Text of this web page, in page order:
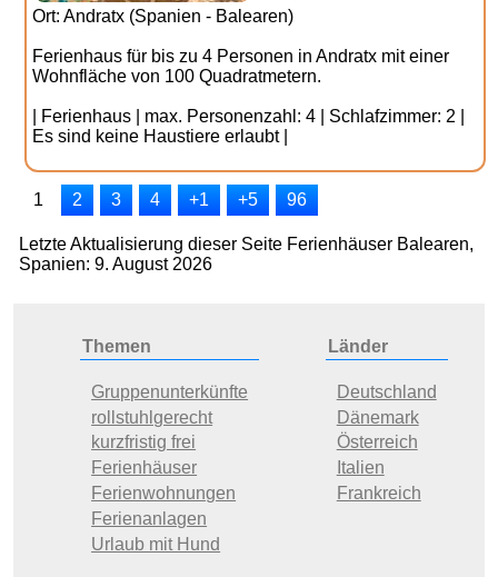
Ort: Andratx (Spanien - Balearen)
Ferienhaus für bis zu 4 Personen in Andratx mit einer
Wohnfläche von 100 Quadratmetern.
| Ferienhaus | max. Personenzahl: 4 | Schlafzimmer: 2 |
Es sind keine Haustiere erlaubt |
1 2 3 4 +1 +5 96
Letzte Aktualisierung dieser Seite Ferienhäuser Balearen,
Spanien: 9. August 2026
Themen
Gruppenunterkünfte
rollstuhlgerecht
kurzfristig frei
Ferienhäuser
Ferienwohnungen
Ferienanlagen
Urlaub mit Hund
Länder
Deutschland
Dänemark
Österreich
Italien
Frankreich